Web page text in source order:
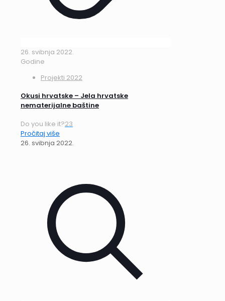
26. svibnja 2022.
Godine
Projekti 2022
Okusi hrvatske – Jela hrvatske
nematerijalne baštine
Do you like it?23
Pročitaj više
26. svibnja 2022.